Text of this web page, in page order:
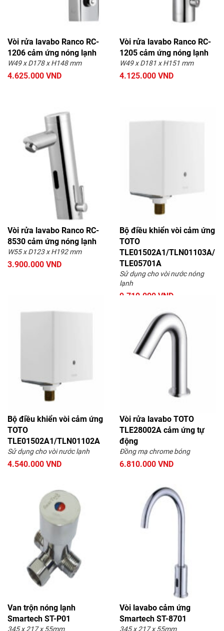
Vòi rửa lavabo Ranco RC-
1206 cảm ứng nóng lạnh
W49 x D178 x H148 mm
4.625.000 VND
Vòi rửa lavabo Ranco RC-
1205 cảm ứng nóng lạnh
W49 x D181 x H151 mm
4.125.000 VND
Vòi rửa lavabo Ranco RC-
8530 cảm ứng nóng lạnh
W55 x D123 x H192 mm
3.900.000 VND
Bộ điều khiển vòi cảm ứng
TOTO
TLE01502A1/TLN01103A/
TLE05701A
Sử dụng cho vòi nước nóng
lạnh
9.710.000 VND
Bộ điều khiển vòi cảm ứng
TOTO
TLE01502A1/TLN01102A
Sử dụng cho vòi nước lạnh
4.540.000 VND
Vòi rửa lavabo TOTO
TLE28002A cảm ứng tự
động
Đồng mạ chrome bóng
6.810.000 VND
Van trộn nóng lạnh
Smartech ST-P01
345 x 217 x 55mm
Vòi lavabo cảm ứng
Smartech ST-8701
345 x 217 x 55mm